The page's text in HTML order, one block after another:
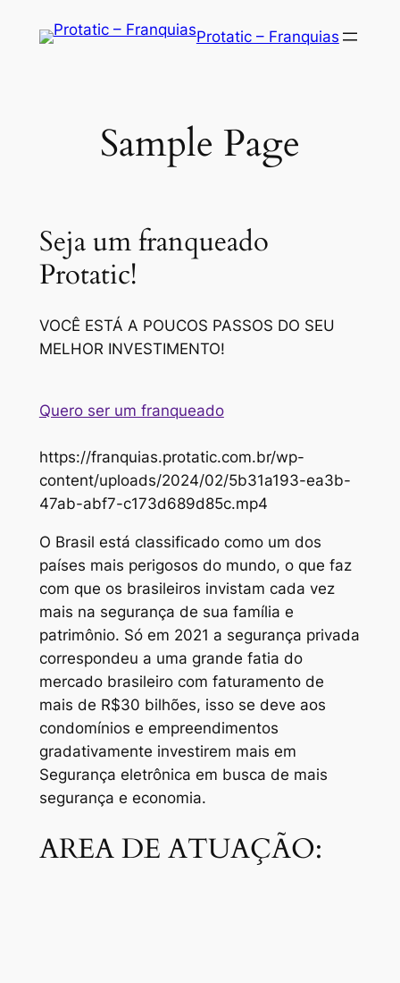
Protatic – Franquias
Sample Page
Seja um franqueado
Protatic!
VOCÊ ESTÁ A POUCOS PASSOS DO SEU
MELHOR INVESTIMENTO!
Quero ser um franqueado
https://franquias.protatic.com.br/wp-
content/uploads/2024/02/5b31a193-ea3b-
47ab-abf7-c173d689d85c.mp4
O Brasil está classificado como um dos
países mais perigosos do mundo, o que faz
com que os brasileiros invistam cada vez
mais na segurança de sua família e
patrimônio. Só em 2021 a segurança privada
correspondeu a uma grande fatia do
mercado brasileiro com faturamento de
mais de R$30 bilhões, isso se deve aos
condomínios e empreendimentos
gradativamente investirem mais em
Segurança eletrônica em busca de mais
segurança e economia.
AREA DE ATUAÇÃO: